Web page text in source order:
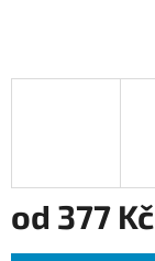
od 377 Kč
Měrná